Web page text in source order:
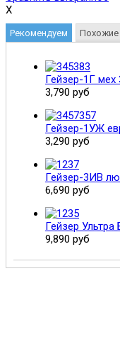
X
Рекомендуем
Гейзер-1Г мех
3,790 руб
Гейзер-1УЖ
3,290 руб
Гейзер-3ИВ
6,690 руб
Гейзер Ультра
9,890 руб